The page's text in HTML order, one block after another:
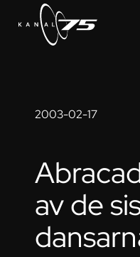
2003-02-17
av de